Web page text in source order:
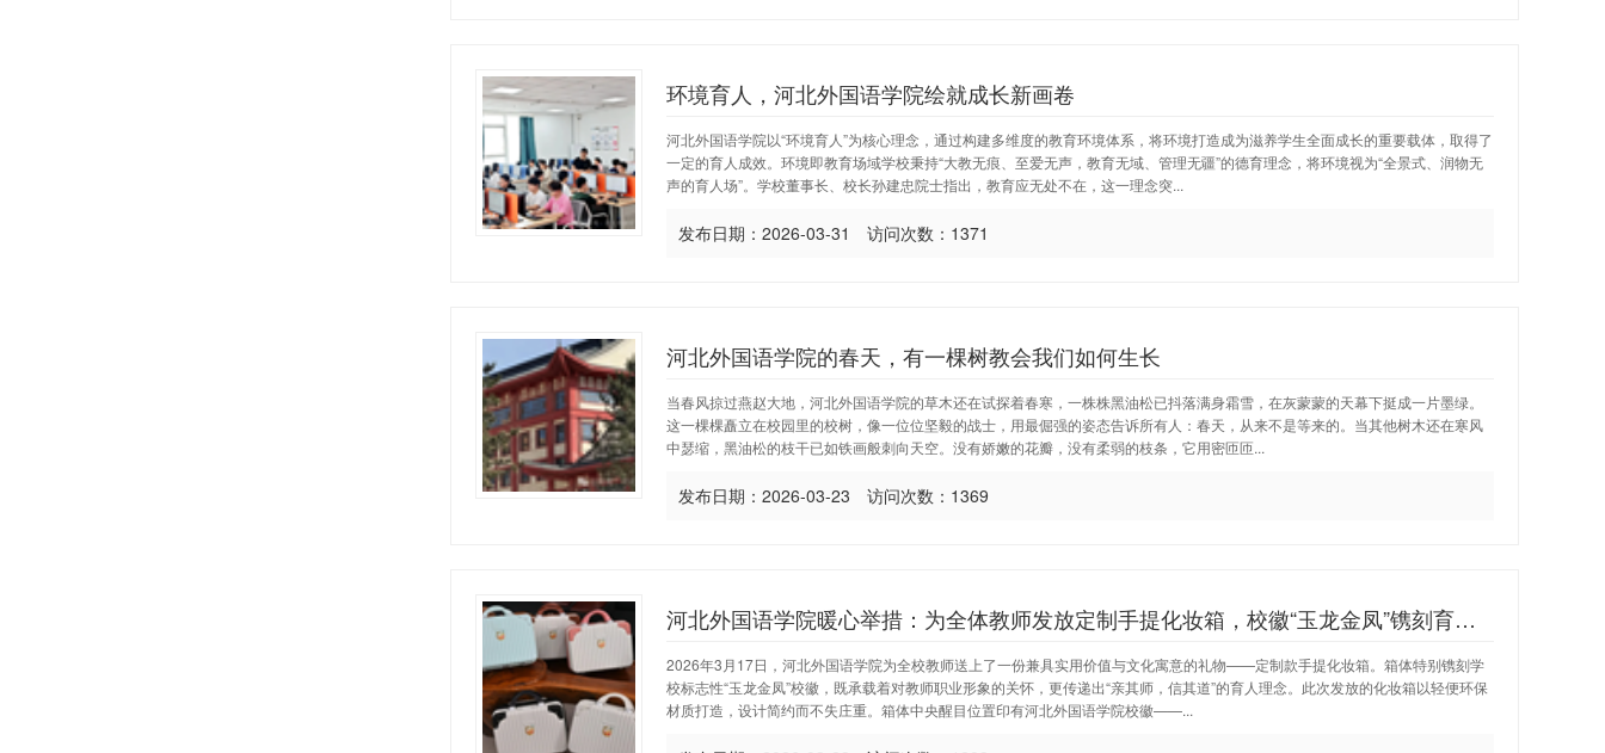
环境育人，河北外国语学院绘就成长新画卷
河北外国语学院以“环境育人”为核心理念，通过构建多维度的教育环境体系，将环境打造成为滋养学生全面成长的重要载体，取得了
一定的育人成效。环境即教育场域学校秉持“大教无痕、至爱无声，教育无域、管理无疆”的德育理念，将环境视为“全景式、润物无
声的育人场”。学校董事长、校长孙建忠院士指出，教育应无处不在，这一理念突...
发布日期：2026-03-31 访问次数：1371
河北外国语学院的春天，有一棵树教会我们如何生长
当春风掠过燕赵大地，河北外国语学院的草木还在试探着春寒，一株株黑油松已抖落满身霜雪，在灰蒙蒙的天幕下挺成一片墨绿。
这一棵棵矗立在校园里的校树，像一位位坚毅的战士，用最倔强的姿态告诉所有人：春天，从来不是等来的。当其他树木还在寒风
中瑟缩，黑油松的枝干已如铁画般刺向天空。没有娇嫩的花瓣，没有柔弱的枝条，它用密匝匝...
发布日期：2026-03-23 访问次数：1369
河北外国语学院暖心举措：为全体教师发放定制手提化妆箱，校徽“玉龙金凤”镌刻育人初心
2026年3月17日，河北外国语学院为全校教师送上了一份兼具实用价值与文化寓意的礼物——定制款手提化妆箱。箱体特别镌刻学
校标志性“玉龙金凤”校徽，既承载着对教师职业形象的关怀，更传递出“亲其师，信其道”的育人理念。此次发放的化妆箱以轻便环保
材质打造，设计简约而不失庄重。箱体中央醒目位置印有河北外国语学院校徽——...